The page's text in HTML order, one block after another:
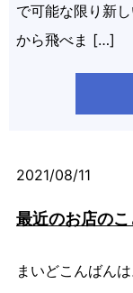
で可能な限り新
から飛べま […]
2021/08/11
最近のお店
まいどこんばん